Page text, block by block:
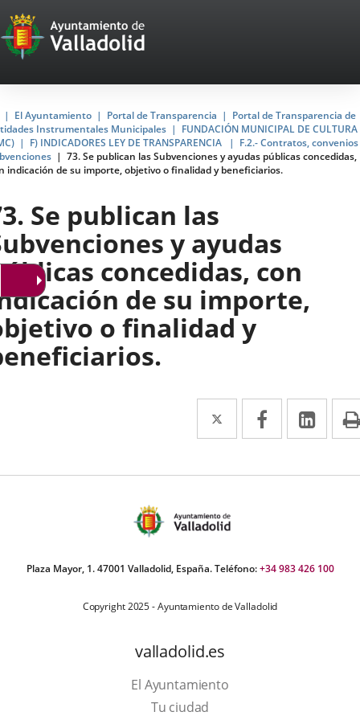
Portal
Web
del
Ayuntamiento
de
Valladolid
El Ayuntamiento Portal de Transparencia
Portal de Transparencia de
Instrumentales Municipales
FUNDACIÓN MUNICIPAL DE CULTURA
F) INDICADORES LEY DE TRANSPARENCIA
F.2.- Contratos, convenios
73. Se publican las Subvenciones y ayudas públicas concedidas,
indicación de su importe, objetivo o finalidad y beneficiarios.
Se publican las
y ayudas
concedidas, con
de su importe,
o finalidad y
Twitter
Enlace
a
externa.
Facebook
Enlace
a
a
Plaza Mayor, 1. 47001 Valladolid, España. Teléfono:+34 983 426 100
Copyright 2025 - Ayuntamiento de Valladolid
valladolid.es
El Ayuntamiento
Tu ciudad